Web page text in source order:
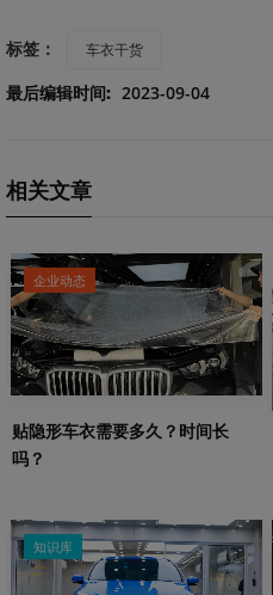
标签： 车衣干货
最后编辑时间: 2023-09-04
相关文章
企业动态
贴隐形车衣需要多久？时间长
吗？
知识库